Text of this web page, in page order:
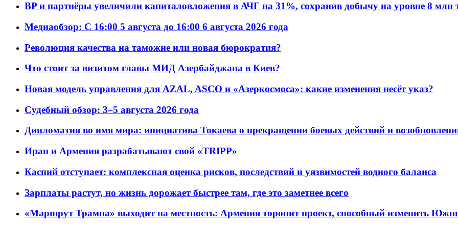
BP и партнёры увеличили капиталовложения в АЧГ на 31%, сохранив добычу на уровне 8 млн
Медиаобзор: С 16:00 5 августа до 16:00 6 августа 2026 года
Революция качества на таможне или новая бюрократия?
Что стоит за визитом главы МИД Азербайджана в Киев?
Новая модель управления для AZAL, ASCO и «Азеркосмоса»: какие изменения несёт указ?
Судебный обзор: 3–5 августа 2026 года
Дипломатия во имя мира: инициатива Токаева о прекращении боевых действий и
Иран и Армения разрабатывают свой «TRIPP»
Каспий отступает: комплексная оценка рисков, последствий и уязвимостей водного баланса
Зарплаты растут, но жизнь дорожает быстрее там, где это заметнее всего
«Маршрут Трампа» выходит на местность: Армения торопит проект, способный изменить